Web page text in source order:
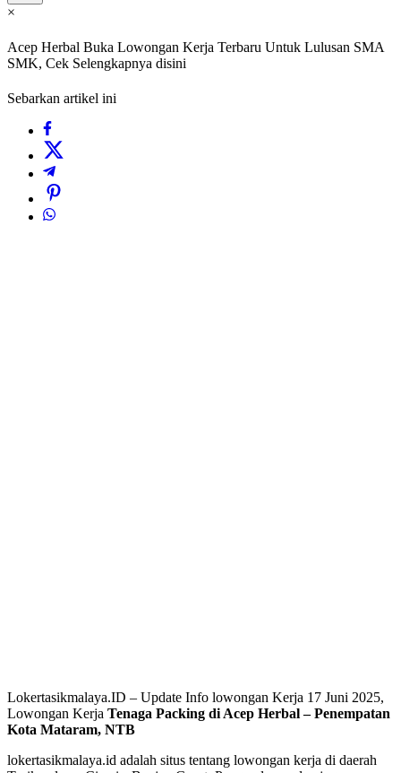
×
Acep Herbal Buka Lowongan Kerja Terbaru Untuk Lulusan SMA
SMK, Cek Selengkapnya disini
Sebarkan artikel ini
Lokertasikmalaya.ID – Update Info lowongan Kerja 17 Juni 2025,
Lowongan Kerja Tenaga Packing di Acep Herbal – Penempatan
Kota Mataram, NTB
lokertasikmalaya.id adalah situs tentang lowongan kerja di daerah